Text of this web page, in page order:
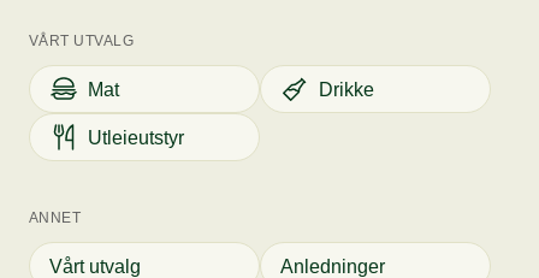
VÅRT UTVALG
Mat Drikke
Utleieutstyr
ANNET
Vårt utvalg Anledninger